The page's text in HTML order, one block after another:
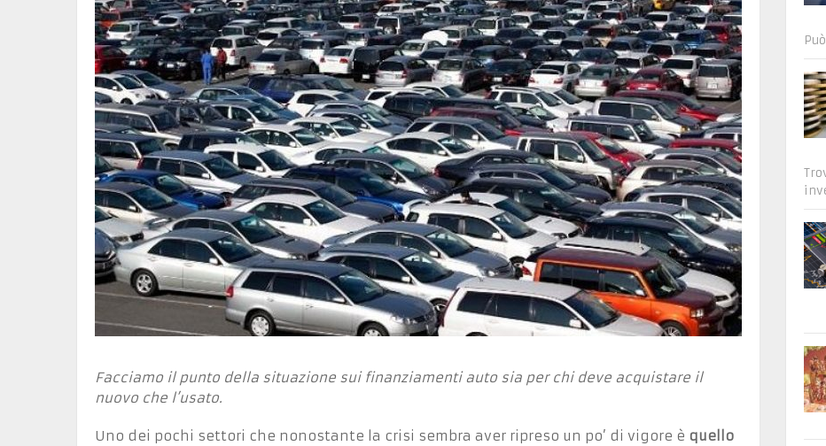
Facciamo il punto della situazione sui finanziamenti auto sia per chi deve acquistare il
nuovo che l’usato.
Uno dei pochi settori che nonostante la crisi sembra aver ripreso un po’ di vigore è quello